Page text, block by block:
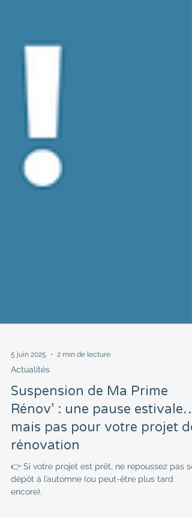
5 juin 2025 2 min de lecture
Actualités
Suspension de Ma Prime
Rénov’ : une pause estivale…
mais pas pour votre projet de
rénovation